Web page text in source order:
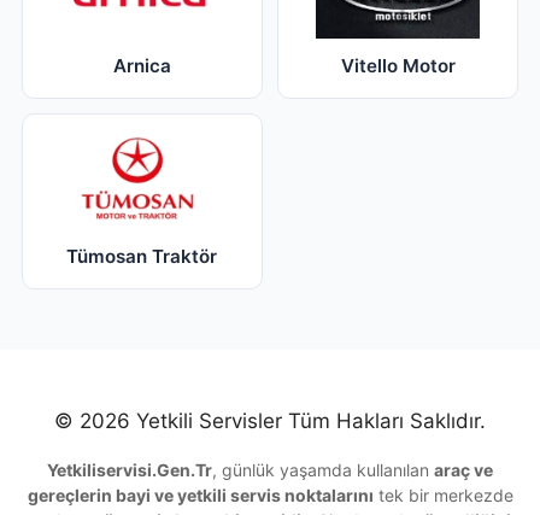
Arnica Vitello Motor
Tümosan Traktör
© 2026 Yetkili Servisler Tüm Hakları Saklıdır.
Yetkiliservisi.Gen.Tr, günlük yaşamda kullanılan araç ve
gereçlerin bayi ve yetkili servis noktalarını tek bir merkezde